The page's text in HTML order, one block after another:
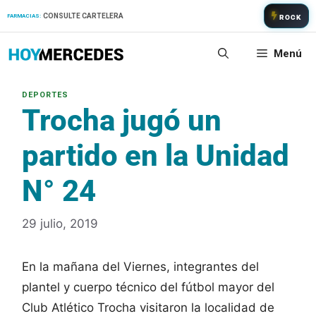
FARMACIAS: CONSULTE CARTELERA ROCK
Menú
Trocha jugó un
partido en la Unidad
N° 24
29 julio, 2019
En la mañana del Viernes, integrantes del
plantel y cuerpo técnico del fútbol mayor del
Club Atlético Trocha visitaron la localidad de